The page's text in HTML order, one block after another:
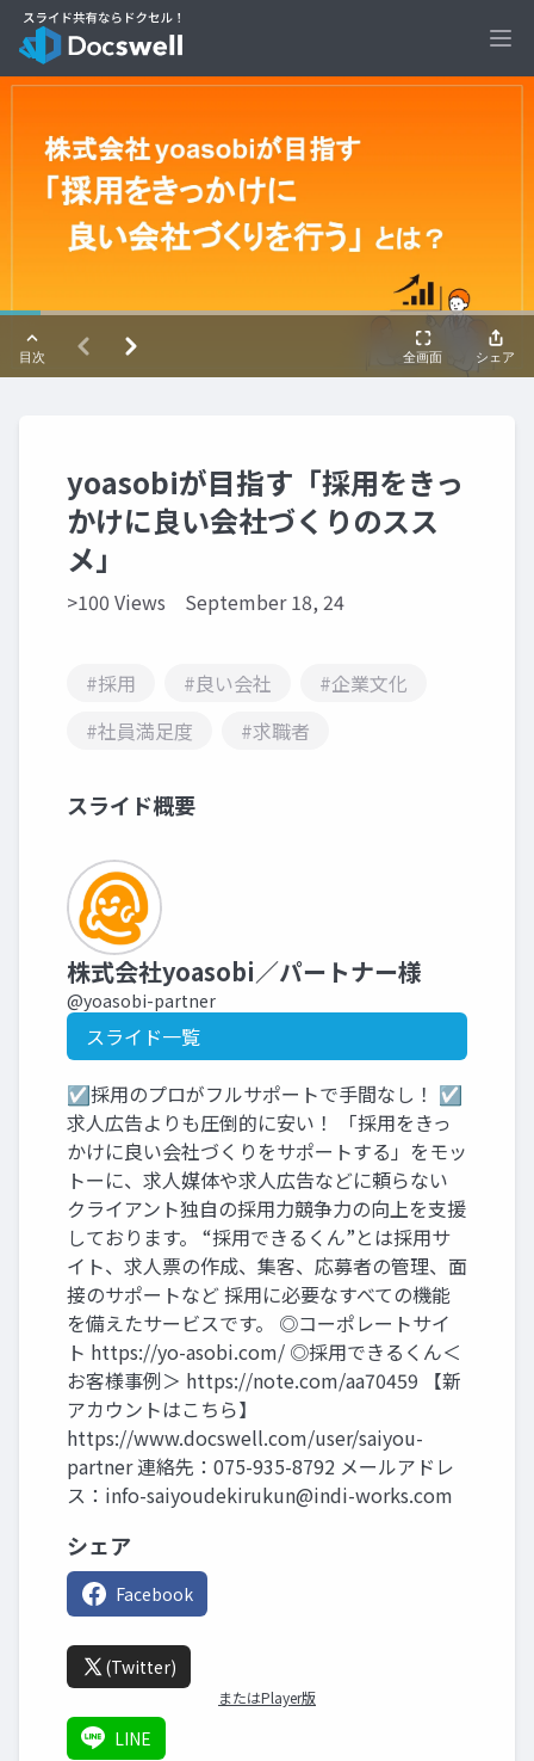
yoasobiが目指す「採用をきっ
かけに良い会社づくりのスス
メ」
>100 Views September 18, 24
#採用 #良い会社
#企業文化
#社員満足度
#求職者
スライド概要
株式会社yoasobi／パートナー様
@yoasobi-partner
スライド一覧
☑採用のプロがフルサポートで手間なし！ ☑
求人広告よりも圧倒的に安い！ 「採用をきっ
かけに良い会社づくりをサポートする」をモッ
トーに、求人媒体や求人広告などに頼らない
クライアント独自の採用力競争力の向上を支援
しております。 “採用できるくん”とは採用サ
イト、求人票の作成、集客、応募者の管理、面
接のサポートなど 採用に必要なすべての機能
を備えたサービスです。 ◎コーポレートサイ
ト https://yo-asobi.com/ ◎採用できるくん＜
お客様事例＞ https://note.com/aa70459 【新
アカウントはこちら】
https://www.docswell.com/user/saiyou-
partner 連絡先：075-935-8792 メールアドレ
ス： info-saiyoudekirukun@indi-works.com
シェア
Facebook
(Twitter)
またはPlayer版
LINE